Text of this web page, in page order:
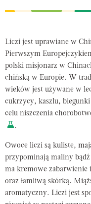
Liczi jest uprawiane w
Pierwszym
polski misjonarz w
chińską w Europie. W
wieków jest używane w
cukrzycy, kaszlu,
celu niszczenia
.
Owoce liczi są kuliste,
przypominają maliny
ma kremowe zabarwienie
oraz łamliwą skórką.
aromatyczny. Liczi jest